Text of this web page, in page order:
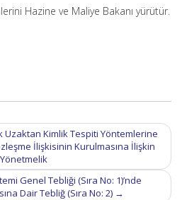
Hazine ve Maliye Bakanı yürütür.
Uzaktan Kimlik Tespiti Yöntemlerine
İlişkisinin Kurulmasına İlişkin
Yönetmelik
Genel Tebliği (Sıra No: 1)’nde
Dair Tebliğ (Sıra No: 2) →